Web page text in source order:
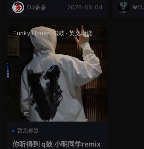
DJ多多 2026-06-04
Funky House· Q鼓 · 英文串烧
暂无标签
你听得到 q鼓 小明同学remix